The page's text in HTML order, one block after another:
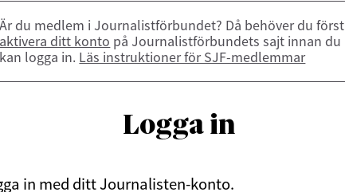
Är du medlem i Journalistförbundet? Då behöver du först
aktivera ditt konto på Journalistförbundets sajt innan du
kan logga in. Läs instruktioner för SJF-medlemmar
Logga in
in med ditt Journalisten-konto.